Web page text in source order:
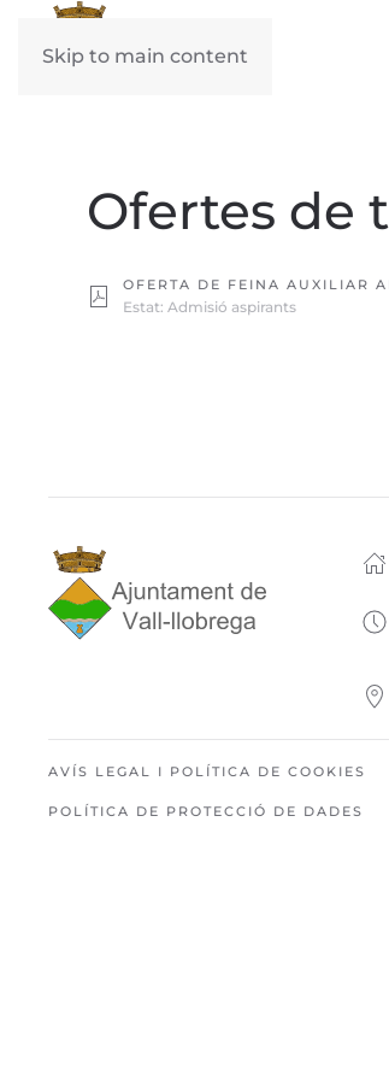
Skip to main content
Ofertes de
OFERTA DE FEINA AUXILIAR
Estat: Admisió aspirants
AVÍS LEGAL I POLÍTICA DE COOKIES
POLÍTICA DE PROTECCIÓ DE DADES